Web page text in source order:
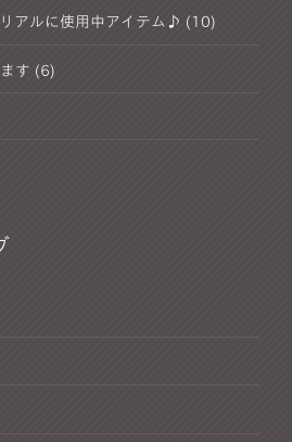
アルに使用中アイテム♪ (10)
す (6)